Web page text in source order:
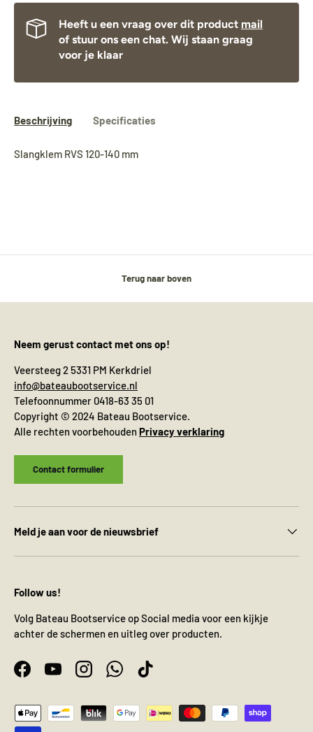
Heeft u een vraag over dit product mail
of stuur ons een chat. Wij staan graag
voor je klaar
Beschrijving Specificaties
Slangklem RVS 120-140 mm
Terug naar boven
Neem gerust contact met ons op!
Veersteeg 2 5331 PM Kerkdriel
info@bateaubootservice.nl
Telefoonnummer 0418-63 35 01
Copyright © 2024 Bateau Bootservice.
Alle rechten voorbehoudenPrivacy verklaring
Contact formulier
Meld je aan voor de nieuwsbrief
Follow us!
Volg Bateau Bootservice op Social media voor een kijkje
achter de schermen en uitleg over producten.
FacebookYouTubeInstagramWhatsAppTikTok
Geaccepteerde betaalmethoden